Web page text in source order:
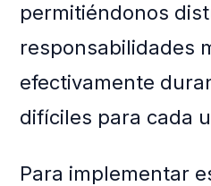
permitiéndonos
responsabilidades
efectivamente
difíciles para cada
Para implementar